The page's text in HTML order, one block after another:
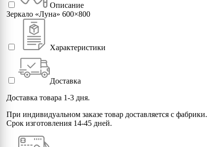
Описание
Зеркало «Луна» 600×800
Характеристики
Доставка
Доставка товара 1-3 дня.
При индивидуальном заказе товар доставляется с фабрики.
Срок изготовления 14-45 дней.